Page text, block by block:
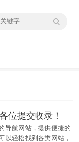
位提交收录！
导航网站，提供便捷的
以轻松找到各类网站，